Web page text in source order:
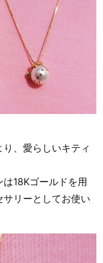
、愛らしいキティ
18Kゴールドを用
リーとしてお使い